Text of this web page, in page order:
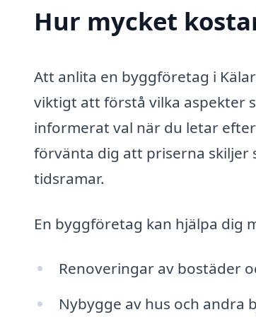
Hur mycket
Att anlita en byggföretag i
viktigt att förstå vilka aspekter
informerat val när du letar
förvänta dig att priserna
tidsramar.
En byggföretag kan hjälpa dig
Renoveringar av bostäder
Nybygge av hus och andra